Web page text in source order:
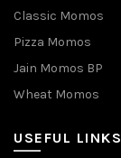
Classic Momos
Pizza Momos
Jain Momos BP
Wheat Momos
USEFUL LINKS